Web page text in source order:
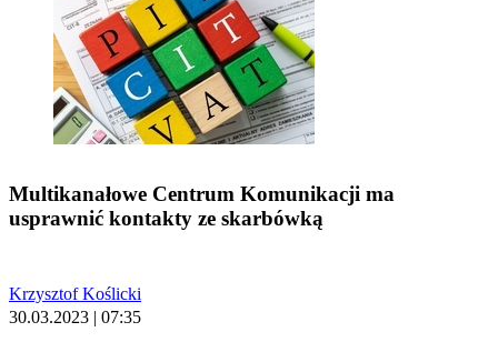
Multikanałowe Centrum Komunikacji ma
usprawnić kontakty ze skarbówką
Krzysztof Koślicki
30.03.2023 | 07:35